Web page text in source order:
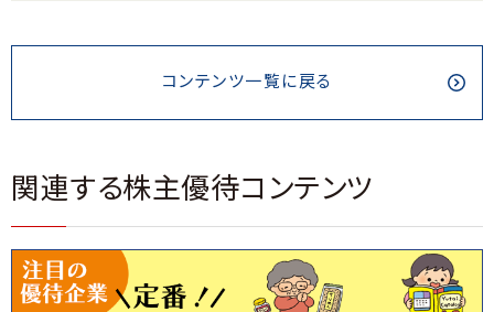
コンテンツ一覧に戻る
関連する株主優待コンテンツ